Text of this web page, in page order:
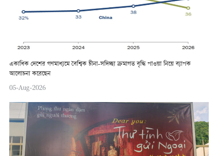
একাধিক দেশের গণমাধ্যমে বৈশ্বিক চীনা-সদিচ্ছা ক্রমাগত বৃদ্ধি পাওয়া নিয়ে ব্যাপক
আলোচনা করেছেন
05-Aug-2026